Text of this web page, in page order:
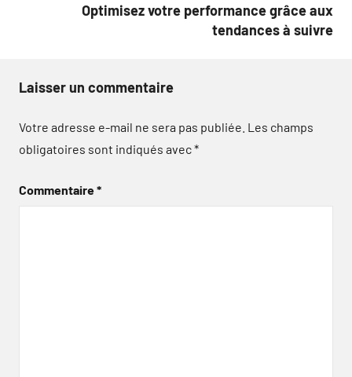
Optimisez votre performance grâce aux
tendances à suivre
Laisser un commentaire
Votre adresse e-mail ne sera pas publiée. Les champs
obligatoires sont indiqués avec*
Commentaire*